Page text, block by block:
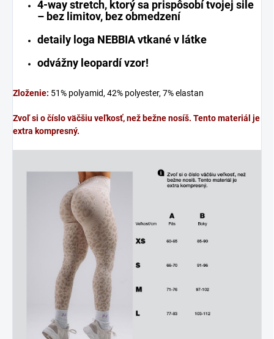
4-way stretch, ktorý sa prispôsobí tvojej sile
– bez limitov, bez obmedzení
detaily loga NEBBIA vtkané v látke
odvážny leopardí vzor!
Zloženie: 51% polyamid, 42% polyester, 7% elastan
Zvoľ si o číslo väčšiu veľkosť, než bežne nosíš. Tento materiál je
extra kompresný.